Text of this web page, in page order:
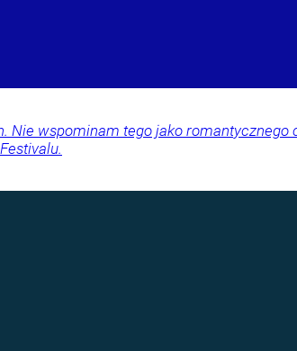
Nie wspominam tego jako romantycznego